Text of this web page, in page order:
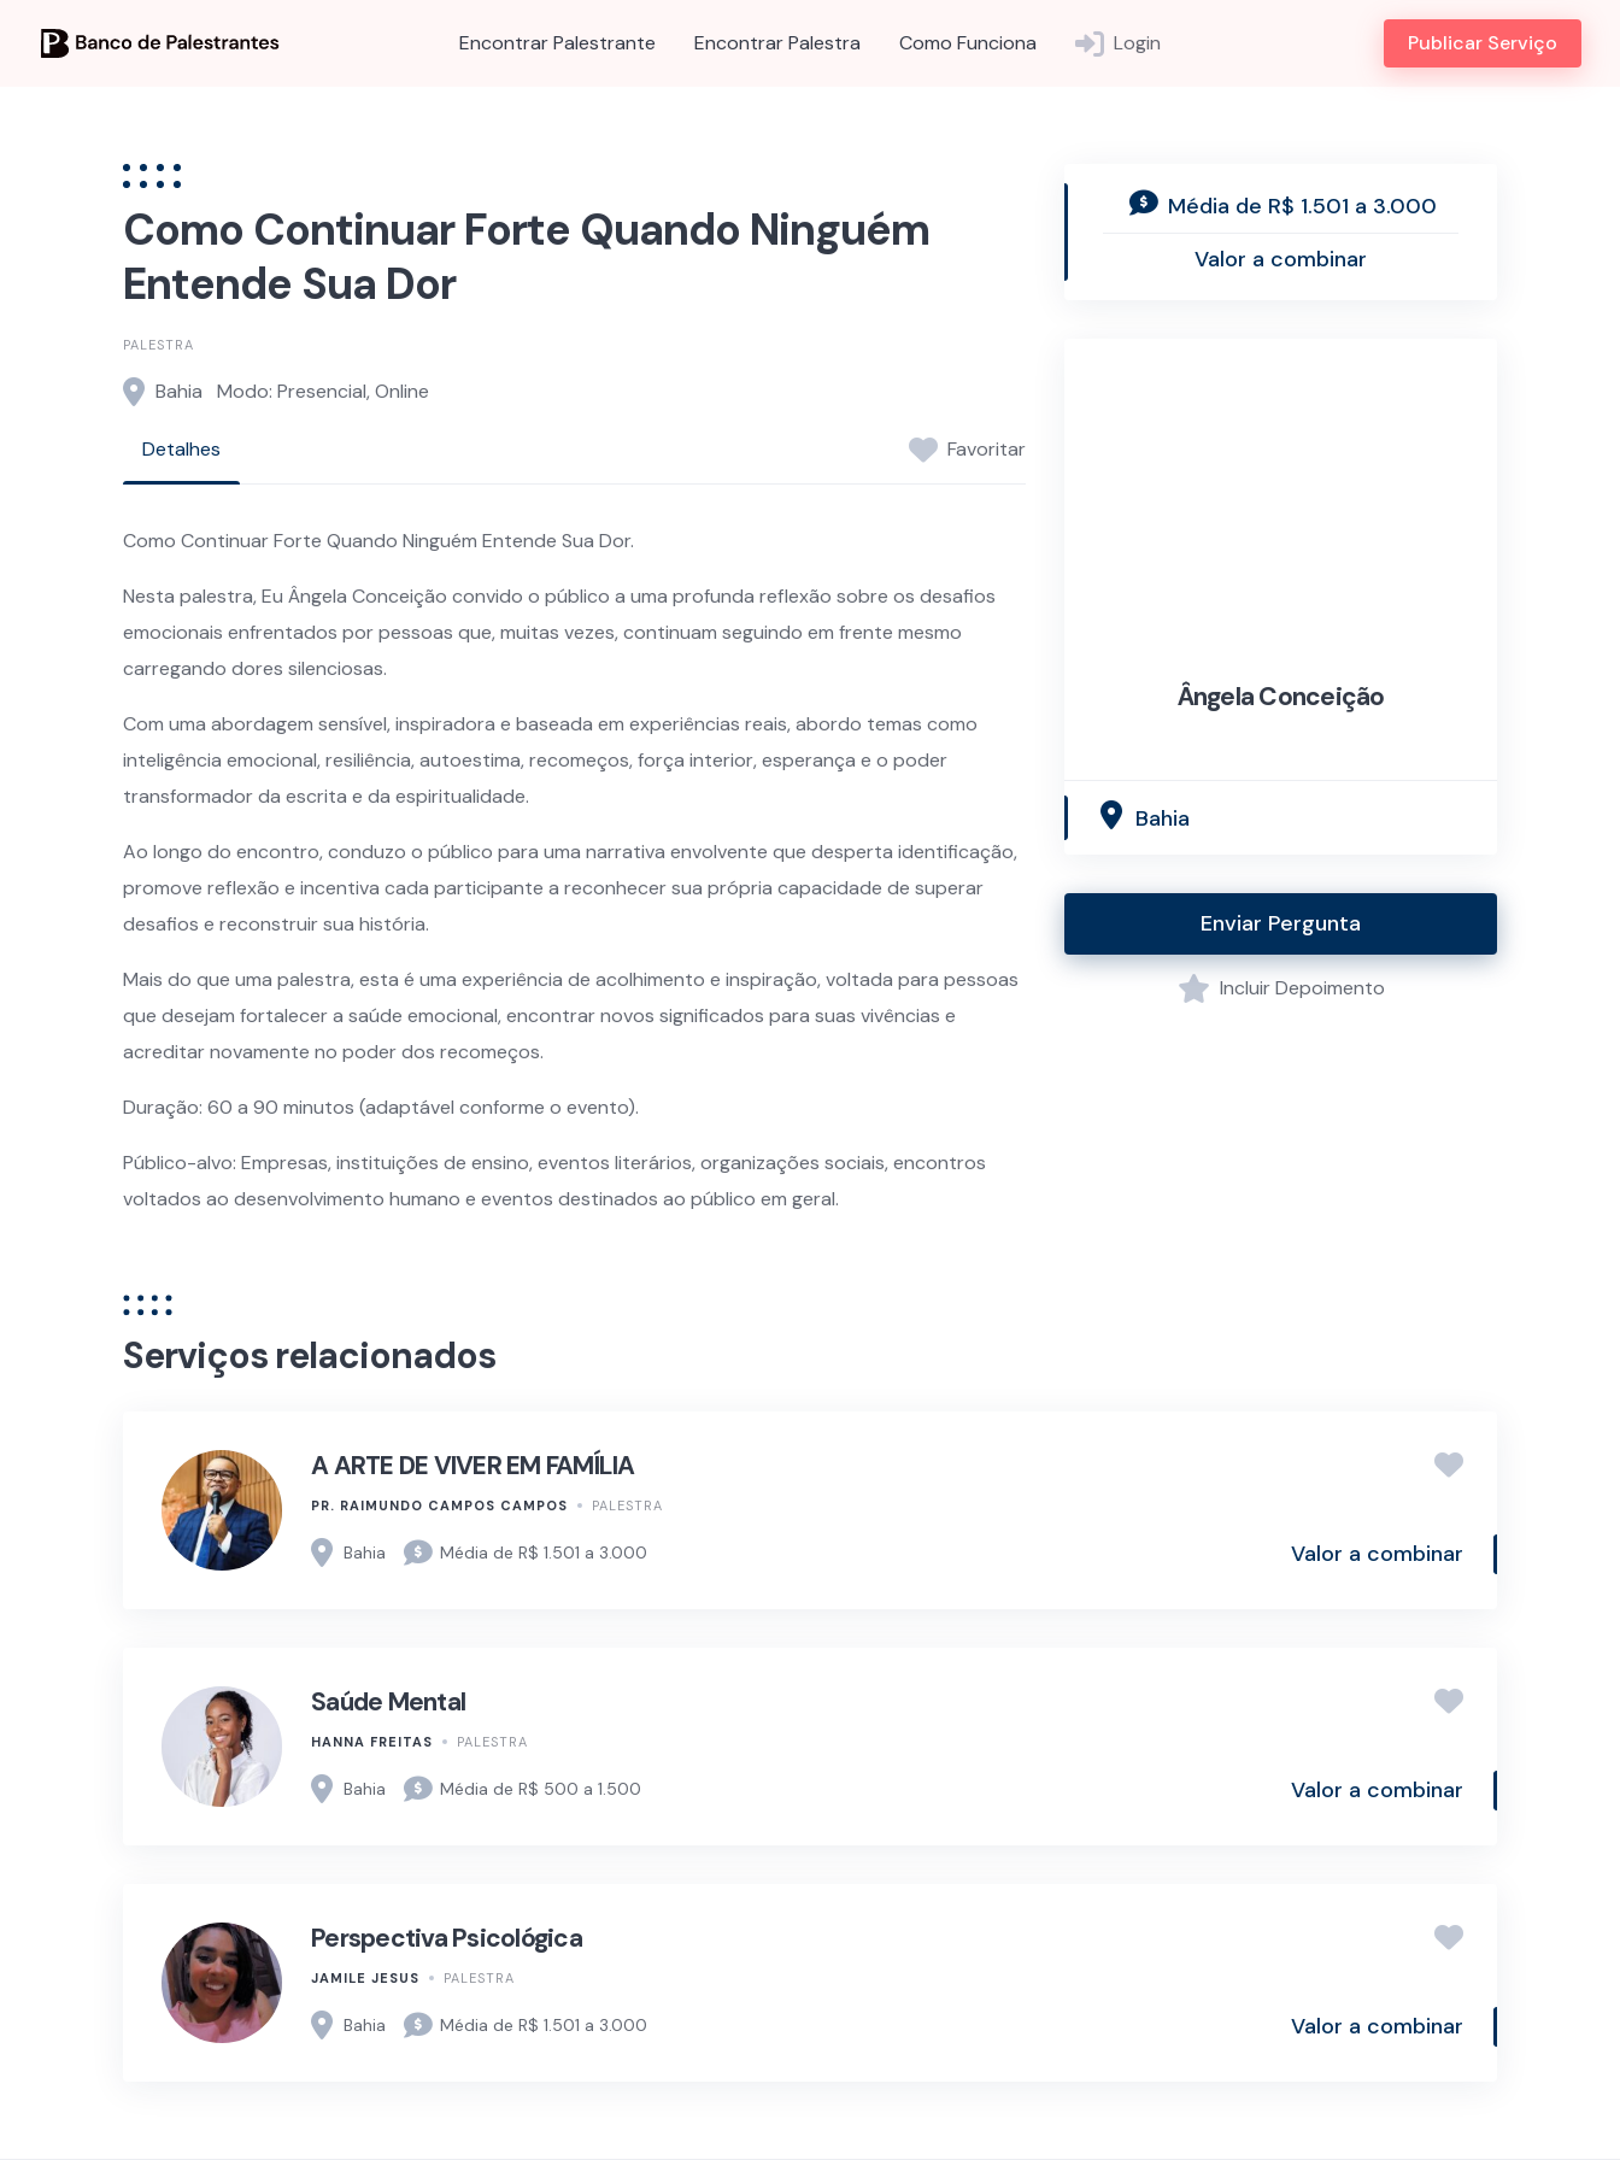
Encontrar Palestrante Encontrar Palestra Como Funciona Login Publicar Serviço
Como Continuar Forte Quando Ninguém
Entende Sua Dor
PALESTRA
Bahia Modo: Presencial, Online
Detalhes Favoritar
Como Continuar Forte Quando Ninguém Entende Sua Dor.
Nesta palestra, Eu Ângela Conceição convido o público a uma profunda reflexão sobre os desafios
emocionais enfrentados por pessoas que, muitas vezes, continuam seguindo em frente mesmo
carregando dores silenciosas.
Com uma abordagem sensível, inspiradora e baseada em experiências reais, abordo temas como
inteligência emocional, resiliência, autoestima, recomeços, força interior, esperança e o poder
transformador da escrita e da espiritualidade.
Ao longo do encontro, conduzo o público para uma narrativa envolvente que desperta identificação,
promove reflexão e incentiva cada participante a reconhecer sua própria capacidade de superar
desafios e reconstruir sua história.
Mais do que uma palestra, esta é uma experiência de acolhimento e inspiração, voltada para pessoas
que desejam fortalecer a saúde emocional, encontrar novos significados para suas vivências e
acreditar novamente no poder dos recomeços.
Duração: 60 a 90 minutos (adaptável conforme o evento).
Público-alvo: Empresas, instituições de ensino, eventos literários, organizações sociais, encontros
voltados ao desenvolvimento humano e eventos destinados ao público em geral.
Média de R$ 1.501 a 3.000
Valor a combinar
Ângela Conceição
Bahia
Enviar Pergunta
Incluir Depoimento
Serviços relacionados
A ARTE DE VIVER EM FAMÍLIA
PR. RAIMUNDO CAMPOS CAMPOS PALESTRA
Bahia Média de R$ 1.501 a 3.000 Valor a combinar
Saúde Mental
HANNA FREITAS PALESTRA
Bahia Média de R$ 500 a 1.500 Valor a combinar
Perspectiva Psicológica
JAMILE JESUS PALESTRA
Bahia Média de R$ 1.501 a 3.000 Valor a combinar